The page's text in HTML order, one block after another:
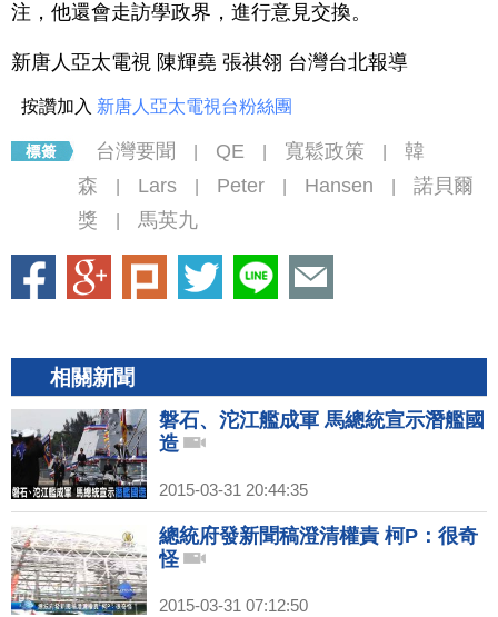
注，他還會走訪學政界，進行意見交換。
新唐人亞太電視 陳輝堯 張祺翎 台灣台北報導
按讚加入 新唐人亞太電視台粉絲團
台灣要聞 QE 寬鬆政策
韓
森
Lars Peter Hansen
諾貝爾
獎
馬英九
相關新聞
磐石、沱江艦成軍 馬總統宣示潛艦國
造
2015-03-31 20:44:35
總統府發新聞稿澄清權責 柯P：很奇
怪
2015-03-31 07:12:50